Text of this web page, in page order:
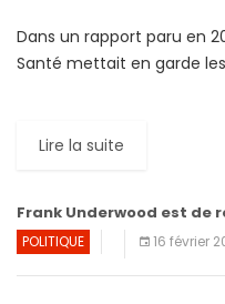
Dans un rapport paru en
Santé mettait en garde
Lire la suite
Frank Underwood est de
POLITIQUE 16 février